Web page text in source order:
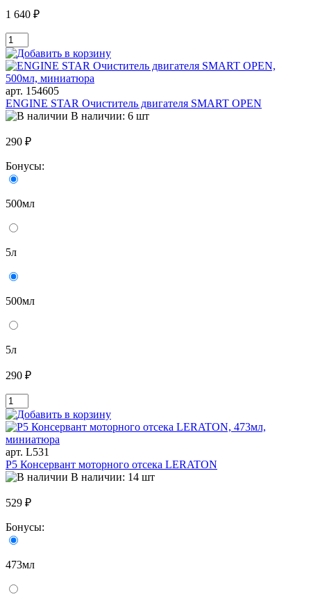
1 640 ₽
арт. 154605
ENGINE STAR Очиститель двигателя SMART OPEN
В наличии: 6 шт
290 ₽
Бонусы:
500мл
5л
500мл
5л
290 ₽
арт. L531
P5 Консервант моторного отсека LERATON
В наличии: 14 шт
529 ₽
Бонусы:
473мл